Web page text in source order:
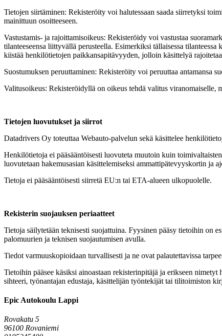
Tietojen siirtäminen: Rekisteröity voi halutessaan saada siirretyksi
mainittuun osoitteeseen.
Vastustamis- ja rajoittamisoikeus: Rekisteröidy voi vastustaa
tilanteeseensa liittyvällä perusteella. Esimerkiksi tällaisessa
kiistää henkilötietojen paikkansapitävyyden, jolloin käsittelyä
Suostumuksen peruuttaminen: Rekisteröity voi peruuttaa antamansa
Valitusoikeus: Rekisteröidyllä on oikeus tehdä valitus viranomaiselle,
Tietojen luovutukset ja siirrot
Datadrivers Oy toteuttaa Webauto-palvelun sekä käsittelee
Henkilötietoja ei pääsääntöisesti luovuteta muutoin kuin
luovutetaan hakemusasian käsittelemiseksi ammattipätevyyskortin ja
Tietoja ei pääsääntöisesti siirretä EU:n tai ETA-alueen ulkopuolelle.
Rekisterin suojauksen periaatteet
Tietoja säilytetään teknisesti suojattuina. Fyysinen pääsy tietoihin on
palomuurien ja teknisen suojautumisen avulla.
Tiedot varmuuskopioidaan turvallisesti ja ne ovat palautettavissa
Tietoihin pääsee käsiksi ainoastaan rekisterinpitäjä ja erikseen
sihteeri, työnantajan edustaja, käsittelijän työntekijät tai tilitoimiston
Epic Autokoulu Lappi
Rovakatu 5
96100 Rovaniemi